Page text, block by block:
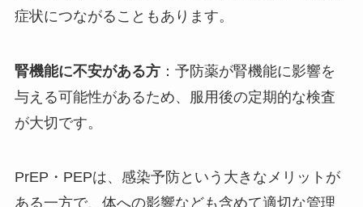
症状につながることもあります。
腎機能に不安がある方：予防薬が腎機能に影響を
与える可能性があるため、服用後の定期的な検査
が大切です。
PrEP・PEPは、感染予防という大きなメリットが
ある一方で、体への影響なども含めて適切な管理